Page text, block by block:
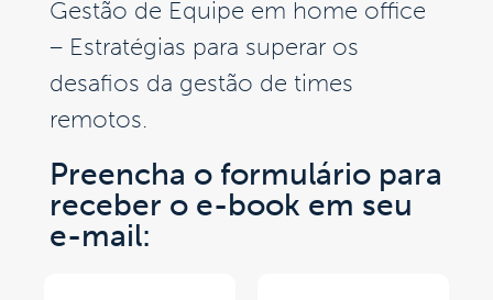
Gestão de Equipe em home office
– Estratégias para superar os
desafios da gestão de times
remotos.
Preencha o formulário para
receber o e-book em seu
e-mail: